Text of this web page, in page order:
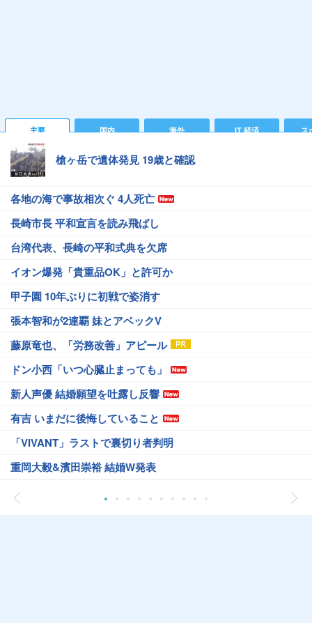
主要 国内 海外 IT 経済 ス
槍ヶ岳で遺体発見 19歳と確認
各地の海で事故相次ぐ 4人死亡
長崎市長 平和宣言を読み飛ばし
台湾代表、長崎の平和式典を欠席
イオン爆発「貴重品OK」と許可か
甲子園 10年ぶりに初戦で姿消す
張本智和が2連覇 妹とアベックV
藤原竜也、「労務改善」アピール
ドン小西「いつ心臓止まっても」
新人声優 結婚願望を吐露し反響
有吉 いまだに後悔していること
「VIVANT」ラストで裏切り者判明
重岡大毅&濱田崇裕 結婚W発表